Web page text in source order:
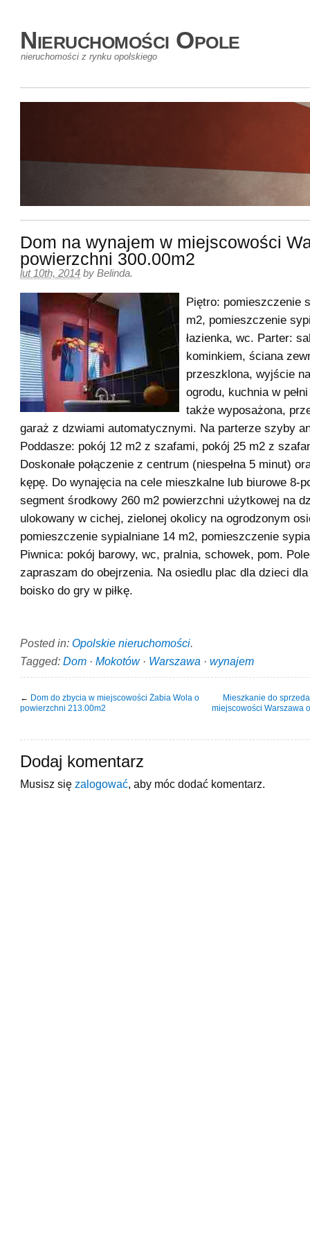
Nieruchomości Opole
nieruchomości z rynku opolskiego
Dom na wynajem w miejscowości
powierzchni 300.00m2
lut 10th, 2014 by Belinda.
Piętro: pomieszczenie
m2, pomieszczenie
łazienka, wc. Parter:
kominkiem, ściana
przeszklona, wyjście
ogrodu, kuchnia w
także wyposażona,
garaż z dzwiami automatycznymi. Na parterze szyby
Poddasze: pokój 12 m2 z szafami, pokój 25 m2 z
Doskonałe połączenie z centrum (niespełna 5 minut)
kępę. Do wynajęcia na cele mieszkalne lub biurowe 8-
segment środkowy 260 m2 powierzchni użytkowej na
ulokowany w cichej, zielonej okolicy na ogrodzonym
pomieszczenie sypialniane 14 m2, pomieszczenie
Piwnica: pokój barowy, wc, pralnia, schowek, pom.
zapraszam do obejrzenia. Na osiedlu plac dla dzieci
boisko do gry w piłkę.
Posted in: Opolskie nieruchomości.
Tagged: Dom · Mokotów· Warszawa · wynajem
← Dom do zbycia w miejscowości Żabia Wola o
powierzchni 213.00m2
Mieszkanie do
miejscowości Warszawa
Dodaj komentarz
Musisz się zalogować , aby móc dodać komentarz.